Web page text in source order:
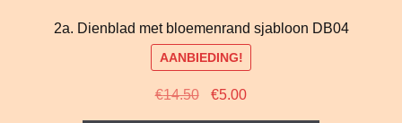
2a. Dienblad met bloemenrand sjabloon DB04
AANBIEDING!
€14.50
Oorspronkelijke
€5.00Huidige